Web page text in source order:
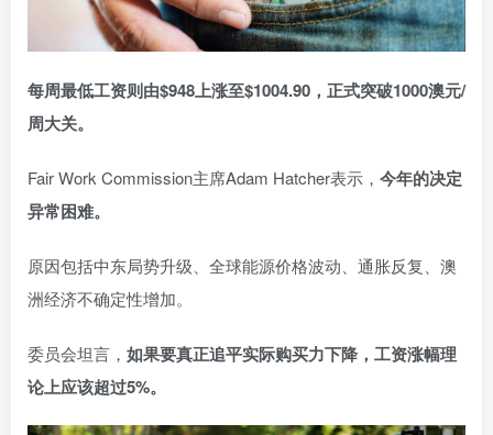
每周最低工资则由$948上涨至$1004.90，正式突破1000澳元/
周大关。
Fair Work Commission主席Adam Hatcher表示， 今年的决定
异常困难。
原因包括中东局势升级、全球能源价格波动、通胀反复、澳
洲经济不确定性增加。
委员会坦言， 如果要真正追平实际购买力下降，工资涨幅理
论上应该超过5%。